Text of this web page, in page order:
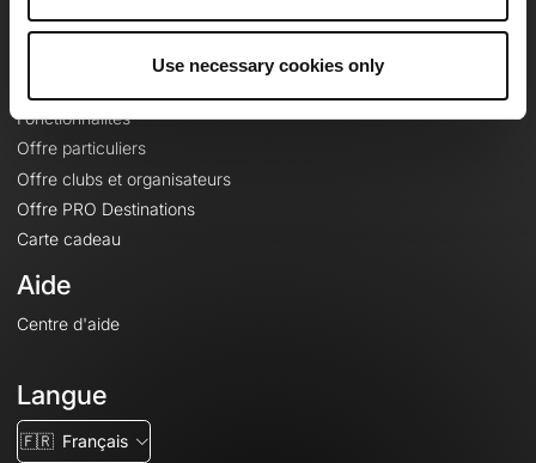
Use necessary cookies only
Fonctionnalités
Offre particuliers
Offre clubs et organisateurs
Offre PRO Destinations
Carte cadeau
Aide
Centre d'aide
Langue
🇫🇷 Français